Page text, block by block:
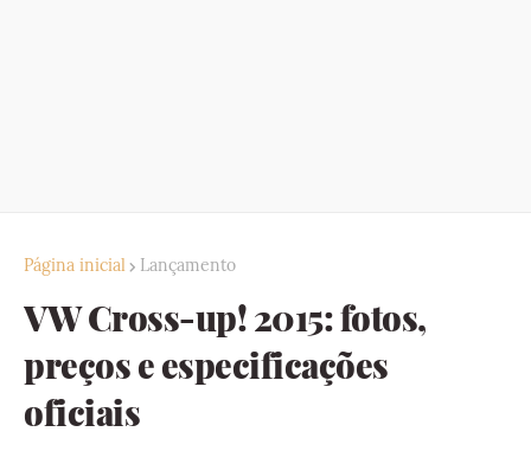
Página inicial Lançamento
VW Cross-up! 2015: fotos,
preços e especificações
oficiais